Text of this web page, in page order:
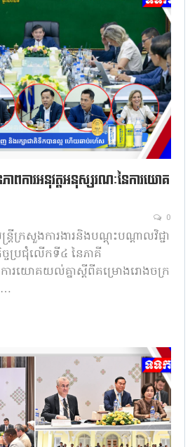
ាពការអនុវត្តអនុស្សរណៈនៃការយោគ
0
រីក្រសួងការងារនិងបណ្តុះបណ្តាលវិជ្ជា
ចប្រជុំលើកទី៤ នៃភាគី
រយោគយល់គ្នាស្ដីពីគម្រោងរោងចក្រ
…